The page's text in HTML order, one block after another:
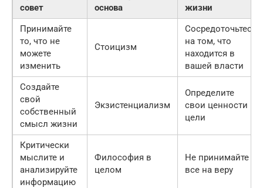
совет
основа
жизни
Принимайте
то, что не
можете
изменить
Стоицизм
Сосредоточьтесь
на том, что
находится в
вашей власти
Создайте
свой
собственный
смысл жизни
Экзистенциализм
Определите
свои ценности и
цели
Критически
мыслите и
анализируйте
информацию
Философия в
целом
Не принимайте
все на веру